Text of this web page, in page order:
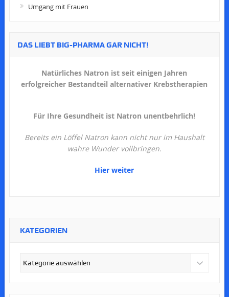
Umgang mit Frauen
DAS LIEBT BIG-PHARMA GAR NICHT!
Natürliches Natron ist seit einigen Jahren
erfolgreicher Bestandteil alternativer Krebstherapien
Für Ihre Gesundheit ist Natron unentbehrlich!
Bereits ein Löffel Natron kann nicht nur im Haushalt
wahre Wunder vollbringen.
Hier weiter
KATEGORIEN